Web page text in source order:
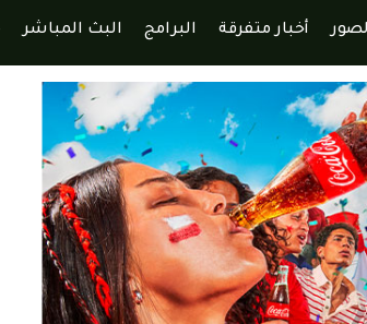
أخبار متفرقة البرامج البث المباشر